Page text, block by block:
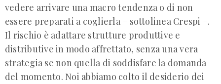
vedere arrivare una macro tendenza o di non
essere preparati a coglierla – sottolinea Crespi –.
Il rischio è adattare strutture produttive e
distributive in modo affrettato, senza una vera
strategia se non quella di soddisfare la domanda
del momento. Noi abbiamo colto il desiderio dei